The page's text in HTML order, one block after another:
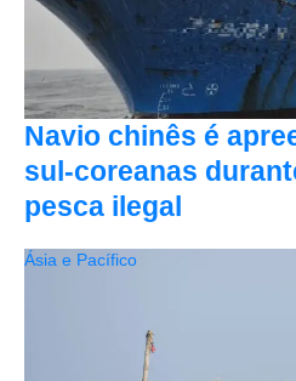
Navio chinês é
sul-coreanas
pesca ilegal
Ásia e Pacífico